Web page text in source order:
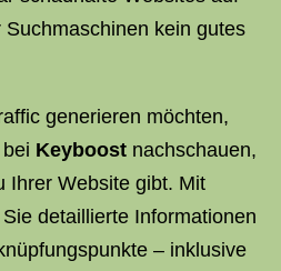
kein gutes
generieren möchten,
Keyboost nachschauen,
Ihrer Website gibt. Mit
detaillierte Informationen
– inklusive